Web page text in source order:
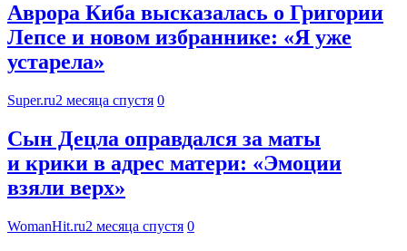
Аврора Киба высказалась о Григории
Лепсе и новом избраннике: «Я уже
устарела»
Super.ru2 месяца спустя 0
Сын Децла оправдался за маты
и крики в адрес матери: «Эмоции
взяли верх»
WomanHit.ru2 месяца спустя 0